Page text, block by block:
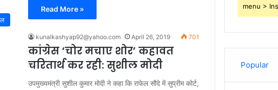
Read More »
kunalkashyap92@yahoo.com April 26, 2019 701
कांग्रेस ‘चोर मचाए शोर’ कहावत
चरितार्थ कर रही: सुशील मोदी
उपमुख्यमंत्री सुशील कुमार मोदी ने कहा कि राफेल सौदे में सुप्रीम कोर्ट,
menu >
Popular